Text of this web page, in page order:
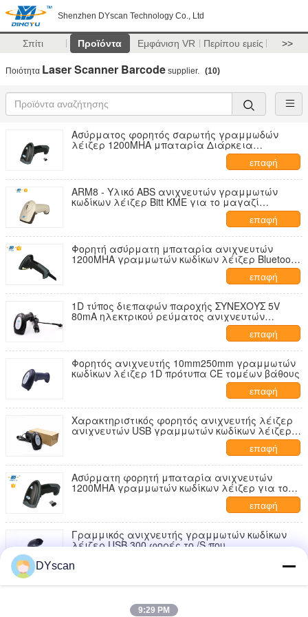
Shenzhen DYscan Technology Co., Ltd
Σπίτι Προϊόντα Εμφάνιση VR Περίπου εμείς >>
Ποιότητα Laser Scanner Barcode supplier. (10)
Ασύρματος φορητός σαρωτής γραμμωδών
λέιζερ 1200MHA μπαταρία Διάρκεια
επαφή
ARM8 - Υλικό ABS ανιχνευτών γραμμωτών
κωδίκων λέιζερ Bitt ΚΜΕ για το μαγαζί
επαφή
Φορητή ασύρματη μπαταρία ανιχνευτών
1200MHA γραμμωτών κωδίκων λέιζερ Bluetooth
επαφή
1D τύπος διεπαφών παροχής ΣΥΝΕΧΟΥΣ 5V
80mA ηλεκτρικού ρεύματος ανιχνευτών
γραμμωτών κωδίκων λέιζερ USB
επαφή
Φορητός ανιχνευτής 10mm250mm γραμμωτών
κωδίκων λέιζερ 1D πρότυπα CE τομέων βάθους
επαφή
Χαρακτηριστικός φορητός ανιχνευτής λέιζερ
ανιχνευτών USB γραμμωτών κωδίκων λέιζερ
επαφή
Ασύρματη φορητή μπαταρία ανιχνευτών
1200MHA γραμμωτών κωδίκων λέιζερ για το
μακροχρόνιο χρόνο DS5320G εργασίας
επαφή
Γραμμικός ανιχνευτής γραμμωτών κωδίκων
λέιζερ USB 300 φορές το /S που
λέιζερ, τριανταδυάμπιτος ΚΜΕ ανιχνευτής
γραμμωτών κωδίκων λέιζερ ασύρματος
DYscan
9:29 PM